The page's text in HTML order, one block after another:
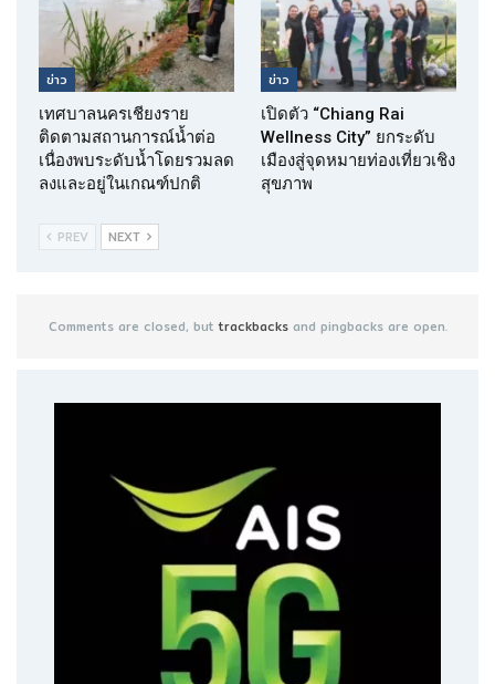
ข่าว
เทศบาลนครเชียงราย
ติดตามสถานการณ์น้ำต่อ
เนื่องพบระดับน้ำโดยรวมลด
ลงและอยู่ในเกณฑ์ปกติ
ข่าว
เปิดตัว “Chiang Rai
Wellness City” ยกระดับ
เมืองสู่จุดหมายท่องเที่ยวเชิง
สุขภาพ
PREV NEXT
Comments are closed, buttrackbacksand pingbacks are open.